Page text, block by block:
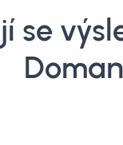
se